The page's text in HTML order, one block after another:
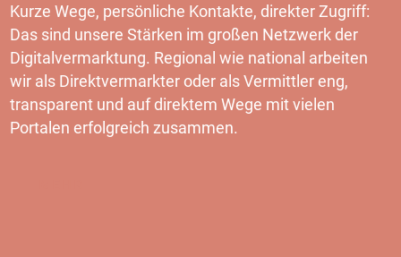
Kurze Wege, persönliche Kontakte, direkter Zugriff:
Das sind unsere Stärken im großen Netzwerk der
Digitalvermarktung. Regional wie national arbeiten
wir als Direktvermarkter oder als Vermittler eng,
transparent und auf direktem Wege mit vielen
Portalen erfolgreich zusammen.